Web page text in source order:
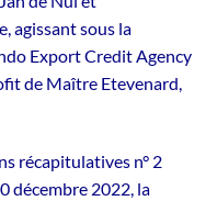
agissant sous la
Export Credit Agency
de Maître Etevenard,
récapitulatives n° 2
décembre 2022, la